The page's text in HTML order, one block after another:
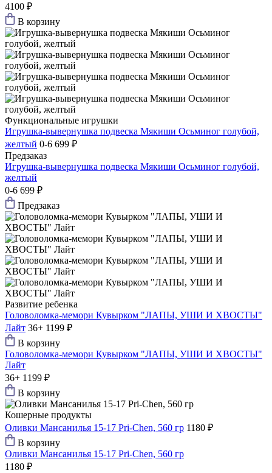
4100 ₽
В корзину
Функциональные игрушки
Игрушка-вывернушка подвеска Мякиши Осьминог голубой,
желтый 0-6 699 ₽
Предзаказ
Игрушка-вывернушка подвеска Мякиши Осьминог голубой,
желтый
0-6 699 ₽
Предзаказ
Развитие ребенка
Головоломка-мемори Кувырком "ЛАПЫ, УШИ И ХВОСТЫ"
Лайт 36+ 1199 ₽
В корзину
Головоломка-мемори Кувырком "ЛАПЫ, УШИ И ХВОСТЫ"
Лайт
36+ 1199 ₽
В корзину
Кошерные продукты
Оливки Мансанилья 15-17 Pri-Chen, 560 гр 1180 ₽
В корзину
Оливки Мансанилья 15-17 Pri-Chen, 560 гр
1180 ₽